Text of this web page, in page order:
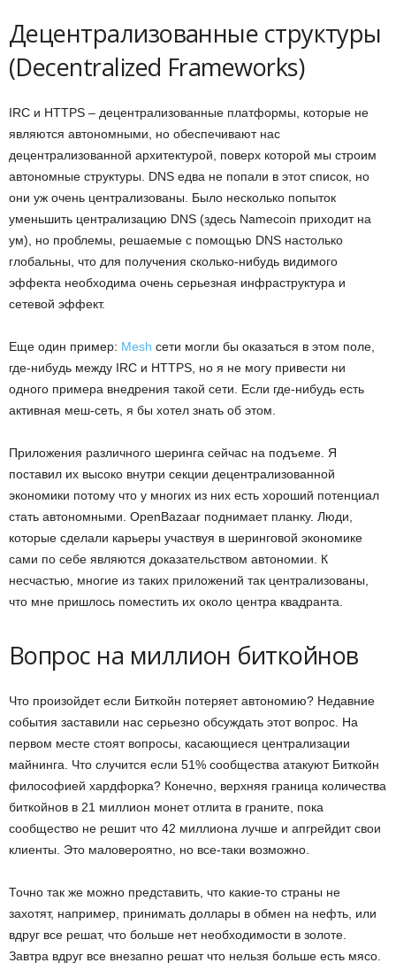
Децентрализованные структуры
(Decentralized Frameworks)
IRC и HTTPS – децентрализованные платформы, которые не
являются автономными, но обеспечивают нас
децентрализованной архитектурой, поверх которой мы строим
автономные структуры. DNS едва не попали в этот список, но
они уж очень централизованы. Было несколько попыток
уменьшить централизацию DNS (здесь Namecoin приходит на
ум), но проблемы, решаемые с помощью DNS настолько
глобальны, что для получения сколько-нибудь видимого
эффекта необходима очень серьезная инфраструктура и
сетевой эффект.
Еще один пример: Mesh сети могли бы оказаться в этом поле,
где-нибудь между IRC и HTTPS, но я не могу привести ни
одного примера внедрения такой сети. Если где-нибудь есть
активная меш-сеть, я бы хотел знать об этом.
Приложения различного шеринга сейчас на подъеме . Я
поставил их высоко внутри секции децентрализованной
экономики потому что у многих из них есть хороший потенциал
стать автономными. OpenBazaar поднимает планку. Люди,
которые сделали карьеры участвуя в шеринговой экономике
сами по себе являются доказательством автономии. К
несчастью, многие из таких приложений так централизованы,
что мне пришлось поместить их около центра квадранта.
Вопрос на миллион биткойнов
Что произойдет если Биткойн потеряет автономию? Недавние
события заставили нас серьезно обсуждать этот вопрос. На
первом месте стоят вопросы, касающиеся централизации
майнинга. Что случится если 51% сообщества атакуют Биткойн
философией хардфорка? Конечно, верхняя граница количества
биткойнов в 21 миллион монет отлита в граните, пока
сообщество не решит что 42 миллиона лучше и апгрейдит свои
клиенты. Это маловероятно, но все-таки возможно.
Точно так же можно представить, что какие-то страны не
захотят, например, принимать доллары в обмен на нефть, или
вдруг все решат, что больше нет необходимости в золоте.
Завтра вдруг все внезапно решат что нельзя больше есть мясо.